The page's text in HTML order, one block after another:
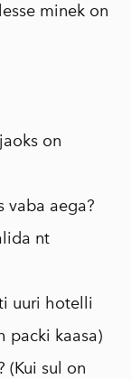
minek on
on
vaba aega?
nt
uuri hotelli
packi kaasa)
(Kui sul on